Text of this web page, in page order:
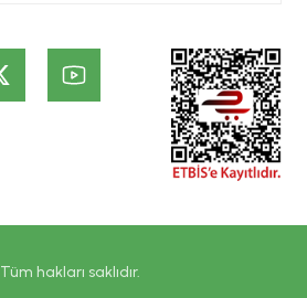
hakları saklıdır.